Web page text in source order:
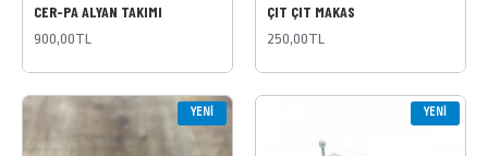
CER-PA ALYAN TAKIMI
900,00TL
ÇIT ÇIT MAKAS
250,00TL
YENI YENI